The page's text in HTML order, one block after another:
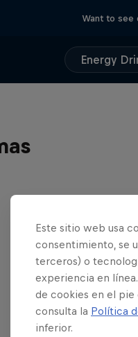
Want to see
Energy
Este sitio web usa
consentimiento, se
terceros) o
experiencia en
de cookies en el pie
consulta la Política
inferior.